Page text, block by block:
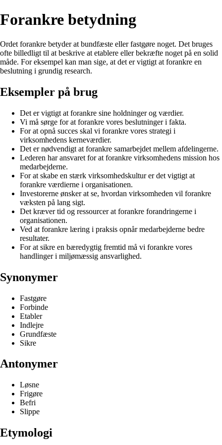
Forankre betydning
Ordet forankre betyder at bundfæste eller fastgøre noget. Det bruges
ofte billedligt til at beskrive at etablere eller bekræfte noget på en solid
måde. For eksempel kan man sige, at det er vigtigt at forankre en
beslutning i grundig research.
Eksempler på brug
Det er vigtigt at forankre sine holdninger og værdier.
Vi må sørge for at forankre vores beslutninger i fakta.
For at opnå succes skal vi forankre vores strategi i
virksomhedens kerneværdier.
Det er nødvendigt at forankre samarbejdet mellem afdelingerne.
Lederen har ansvaret for at forankre virksomhedens mission hos
medarbejderne.
For at skabe en stærk virksomhedskultur er det vigtigt at
forankre værdierne i organisationen.
Investorerne ønsker at se, hvordan virksomheden vil forankre
væksten på lang sigt.
Det kræver tid og ressourcer at forankre forandringerne i
organisationen.
Ved at forankre læring i praksis opnår medarbejderne bedre
resultater.
For at sikre en bæredygtig fremtid må vi forankre vores
handlinger i miljømæssig ansvarlighed.
Synonymer
Fastgøre
Forbinde
Etabler
Indlejre
Grundfæste
Sikre
Antonymer
Løsne
Frigøre
Befri
Slippe
Etymologi